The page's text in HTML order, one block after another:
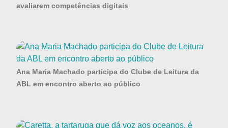
avaliarem competências digitais
Ana Maria Machado participa do Clube de Leitura da
ABL em encontro aberto ao público